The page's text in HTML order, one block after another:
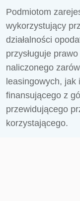
Podmiotom
wykorzystujący
działalności
przysługuje
naliczonego
leasingowych,
finansującego z
przewidującego
korzystającego.